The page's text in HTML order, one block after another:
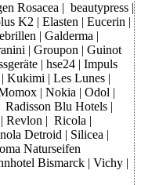
Rosacea | beautypress |
K2 | Elasten | Eucerin |
| Galderma |
| Groupon | Guinot
| hse24 | Impuls
Kukimi | Les Lunes |
| Nokia | Odol |
Blu Hotels |
Revlon | Ricola |
Detroid | Silicea |
Naturseifen
Bismarck | Vichy |